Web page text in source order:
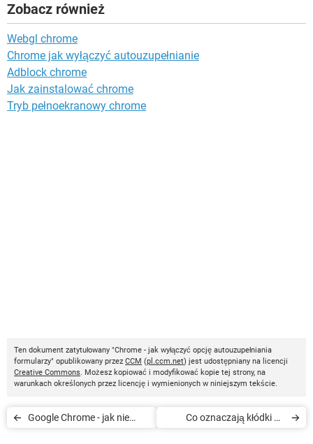
Zobacz również
Webgl chrome
Chrome jak wyłączyć autouzupełnianie
Adblock chrome
Jak zainstalować chrome
Tryb pełnoekranowy chrome
Ten dokument zatytułowany "Chrome - jak wyłączyć opcję autouzupełniania
formularzy" opublikowany przez CCM (pl.ccm.net) jest udostępniany na licencji
Creative Commons. Możesz kopiować i modyfikować kopie tej strony, na
warunkach określonych przez licencję i wymienionych w niniejszym tekście.
Google Chrome - jak nie
Co oznaczają kłódki na